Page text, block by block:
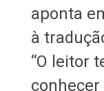
aponta
à
“O leitor